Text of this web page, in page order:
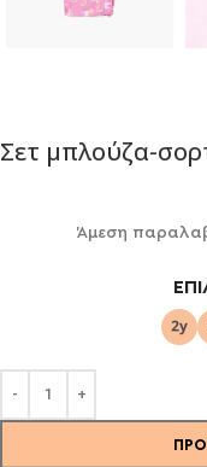
Σετ μπλούζα-
Άμεση